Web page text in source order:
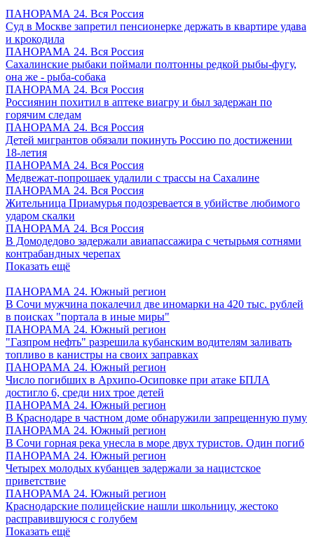
ПАНОРАМА 24. Вся Россия
Суд в Москве запретил пенсионерке держать в квартире удава
и крокодила
ПАНОРАМА 24. Вся Россия
Сахалинские рыбаки поймали полтонны редкой рыбы-фугу,
она же - рыба-собака
ПАНОРАМА 24. Вся Россия
Россиянин похитил в аптеке виагру и был задержан по
горячим следам
ПАНОРАМА 24. Вся Россия
Детей мигрантов обязали покинуть Россию по достижении
18-летия
ПАНОРАМА 24. Вся Россия
Медвежат-попрошаек удалили с трассы на Сахалине
ПАНОРАМА 24. Вся Россия
Жительница Приамурья подозревается в убийстве любимого
ударом скалки
ПАНОРАМА 24. Вся Россия
В Домодедово задержали авиапассажира с четырьмя сотнями
контрабандных черепах
Показать ещё
ПАНОРАМА 24. Южный регион
В Сочи мужчина покалечил две иномарки на 420 тыс. рублей
в поисках "портала в иные миры"
ПАНОРАМА 24. Южный регион
"Газпром нефть" разрешила кубанским водителям заливать
топливо в канистры на своих заправках
ПАНОРАМА 24. Южный регион
Число погибших в Архипо-Осиповке при атаке БПЛА
достигло 6, среди них трое детей
ПАНОРАМА 24. Южный регион
В Краснодаре в частном доме обнаружили запрещенную пуму
ПАНОРАМА 24. Южный регион
В Сочи горная река унесла в море двух туристов. Один погиб
ПАНОРАМА 24. Южный регион
Четырех молодых кубанцев задержали за нацистское
приветствие
ПАНОРАМА 24. Южный регион
Краснодарские полицейские нашли школьницу, жестоко
расправившуюся с голубем
Показать ещё